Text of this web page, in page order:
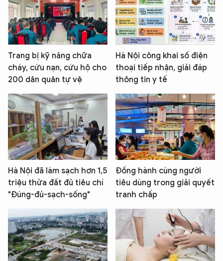
Trang bị kỹ năng chữa
cháy, cứu nạn, cứu hộ cho
200 dân quân tự vệ
Hà Nội công khai số điện
thoại tiếp nhận, giải đáp
thông tin y tế
Hà Nội đã làm sạch hơn 1,5
triệu thửa đất đủ tiêu chí
"Đúng-đủ-sạch-sống"
Đồng hành cùng người
tiêu dùng trong giải quyết
tranh chấp